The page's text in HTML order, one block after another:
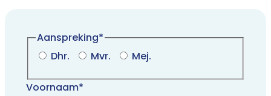
Aanspreking*
Dhr.
Mvr. Mej.
Voornaam*